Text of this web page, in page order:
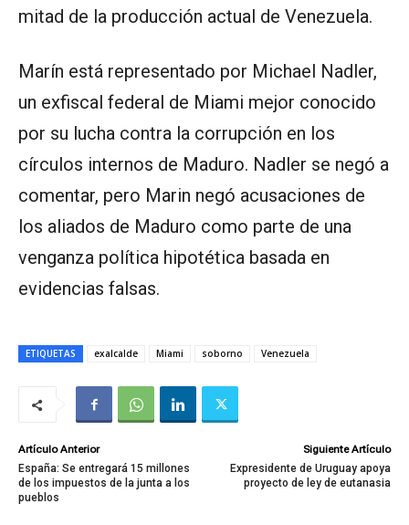
mitad de la producción actual de Venezuela.
Marín está representado por Michael Nadler,
un exfiscal federal de Miami mejor conocido
por su lucha contra la corrupción en los
círculos internos de Maduro. Nadler se negó a
comentar, pero Marin negó acusaciones de
los aliados de Maduro como parte de una
venganza política hipotética basada en
evidencias falsas.
ETIQUETAS exalcalde Miami soborno Venezuela
Artículo Anterior
España: Se entregará 15 millones
de los impuestos de la junta a los
pueblos
Siguiente Artículo
Expresidente de Uruguay apoya
proyecto de ley de eutanasia